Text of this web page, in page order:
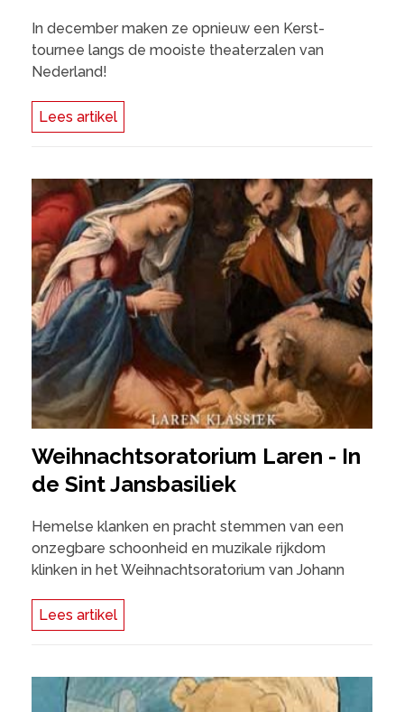
In december maken ze opnieuw een Kerst-
tournee langs de mooiste theaterzalen van
Nederland!
Lees artikel
Weihnachtsoratorium Laren - In
de Sint Jansbasiliek
Hemelse klanken en pracht stemmen van een
onzegbare schoonheid en muzikale rijkdom
klinken in het Weihnachtsoratorium van Johann
Lees artikel